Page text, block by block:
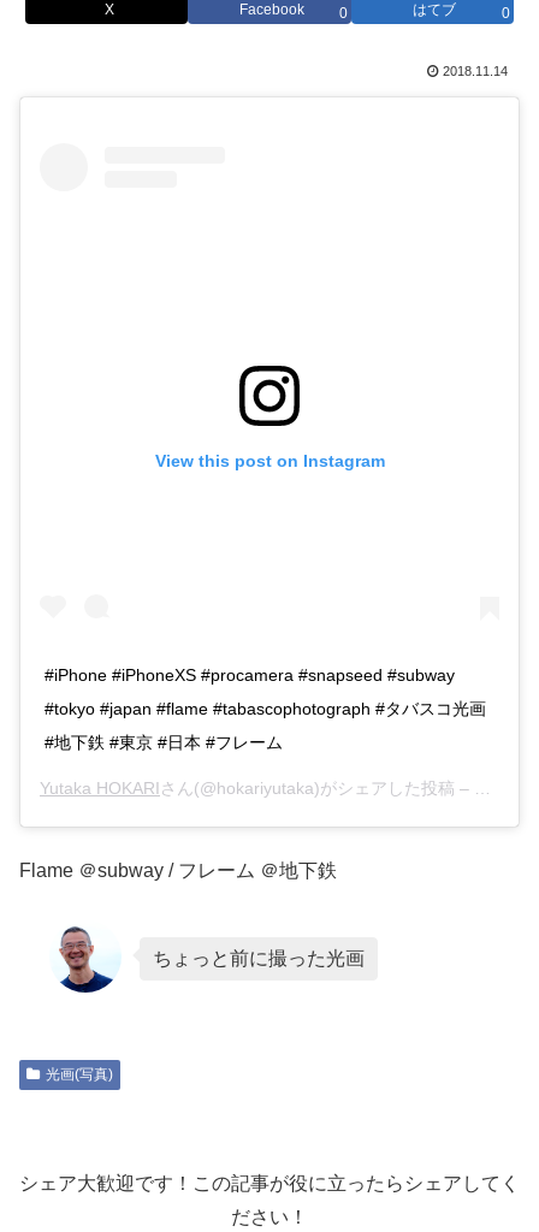
X Facebook 0 はてブ 0
2018.11.14
View this post on Instagram
#iPhone #iPhoneXS #procamera #snapseed #subway
#tokyo #japan #flame #tabascophotograph #タバスコ光画
#地下鉄 #東京 #日本 #フレーム
Yutaka HOKARIさん(@hokariyutaka)がシェアした投稿 – 2018年
Flame ＠subway / フレーム ＠地下鉄
ちょっと前に撮った光画
光画(写真)
シェア大歓迎です！この記事が役に立ったらシェアしてく
ださい！